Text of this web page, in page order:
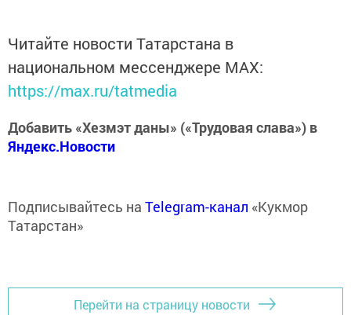
Читайте новости Татарстана в
национальном мессенджере MАХ:
https://max.ru/tatmedia
Добавить «Хезмэт даны» («Трудовая слава») в
Яндекс.Новости
Подписывайтесь на Telegram-канал «Кукмор
Татарстан»
Перейти на страницу новости